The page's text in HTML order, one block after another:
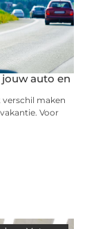
auto en
verschil maken
Voor